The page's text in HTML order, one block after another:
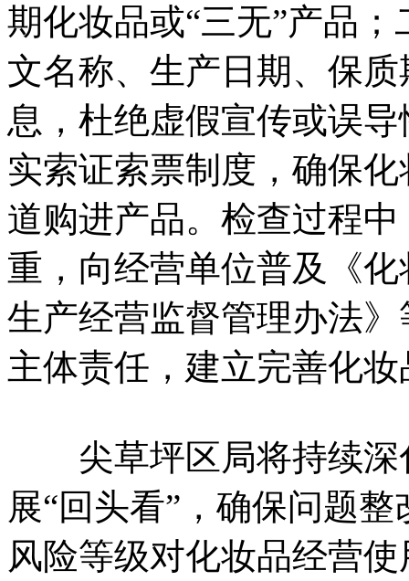
期化妆品或“三无”产品
文名称、生产日期、保
息，杜绝虚假宣传或误
实索证索票制度，确保
道购进产品。检查过程
重，向经营单位普及《
生产经营监督管理办法
主体责任，建立完善化
尖草坪区局将持续深
展“回头看”，确保问题
风险等级对化妆品经营